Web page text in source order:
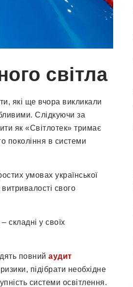
світла
які ще вчора викликали
Слідкуючи за
як «Світлотек» тримає
покоління в системи
умовах української
свого
складні у своїх
повний аудит
підібрати необхідне
системи освітлення.